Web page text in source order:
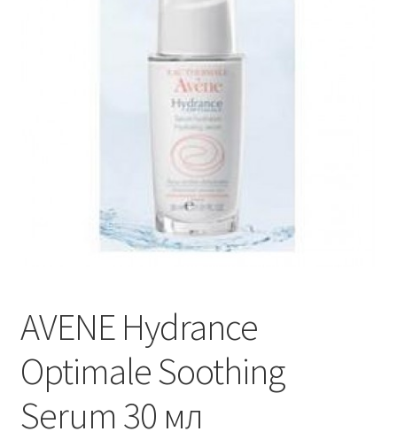
AVENE Hydrance
Optimale Soothing
Serum 30 мл